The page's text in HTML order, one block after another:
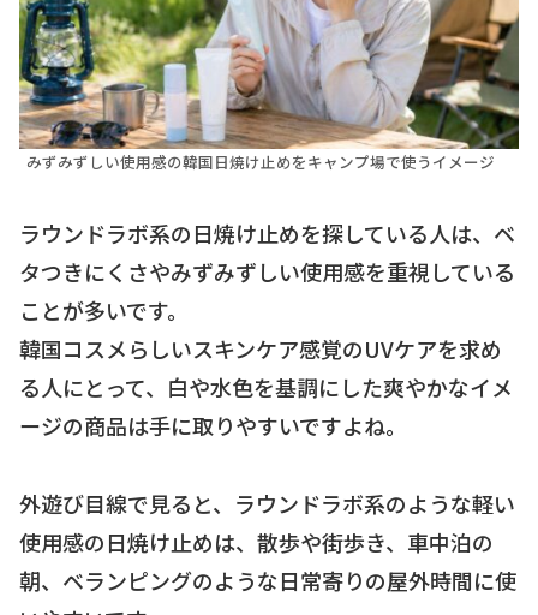
みずみずしい使用感の韓国日焼け止めをキャンプ場で使うイメージ
ラウンドラボ系の日焼け止めを探している人は、ベ
タつきにくさやみずみずしい使用感を重視している
ことが多いです。
韓国コスメらしいスキンケア感覚のUVケアを求め
る人にとって、白や水色を基調にした爽やかなイメ
ージの商品は手に取りやすいですよね。
外遊び目線で見ると、ラウンドラボ系のような軽い
使用感の日焼け止めは、散歩や街歩き、車中泊の
朝、ベランピングのような日常寄りの屋外時間に使